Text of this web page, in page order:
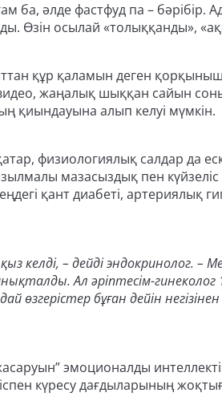
ба, әлде фастфуд па – бәрібір.
Өзін осылай «толыққанды»,
құр қаламын деген
жаңалық шыққан сайын
қиындауына алып келуі мүмкін.
физиологиялық салдар да
мазасыздық пен күйзеліс
қант диабеті, артериялық
келді, – дейді эндокринолог. –
анықталды. Ал әріптесім-
өзгерістер бұған дейін
эмоционалды
күресу дағдыларының